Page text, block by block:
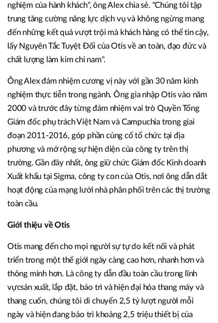
nghiệm của hành khách", ông Alex chia sẻ. "Chúng tôi tập
trung tăng cường năng lực dịch vụ và không ngừng mang
đến những kết quả vượt trội mà khách hàng có thể tin cậy,
lấy Nguyên Tắc Tuyệt Đối của Otis về an toàn, đạo đức và
chất lượng làm kim chỉ nam".
Ông Alex đảm nhiệm cương vị này với gần 30 năm kinh
nghiệm thực tiễn trong ngành. Ông gia nhập Otis vào năm
2000 và trước đây từng đảm nhiệm vai trò Quyền Tổng
Giám đốc phụ trách Việt Nam và Campuchia trong giai
đoạn 2011-2016, góp phần củng cố tổ chức tại địa
phương và mở rộng sự hiện diện của công ty trên thị
trường. Gần đây nhất, ông giữ chức Giám đốc Kinh doanh
Xuất khẩu tại Sigma, công ty con của Otis, nơi ông dẫn dắt
hoạt động của mạng lưới nhà phân phối trên các thị trường
toàn cầu.
Giới thiệu về Otis
Otis mang đến cho mọi người sự tự do kết nối và phát
triển trong một thế giới ngày càng cao hơn, nhanh hơn và
thông minh hơn. Là công ty dẫn đầu toàn cầu trong lĩnh
vựcsản xuất, lắp đặt, bảo trì và hiện đại hóa thang máy và
thang cuốn, chúng tôi di chuyển 2,5 tỷ lượt người mỗi
ngày và hiện đang bảo trì khoảng 2,5 triệu thiết bị của